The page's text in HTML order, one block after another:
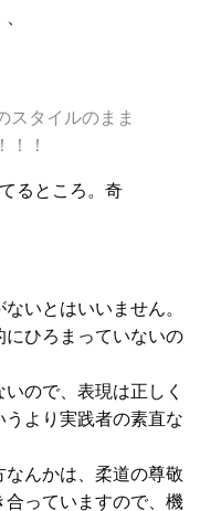
スタイルのまま
！！
るところ。奇
いとはいいません。
ひろまっていないの
ので、表現は正しく
より実践者の素直な
んかは、柔道の尊敬
っていますので、機